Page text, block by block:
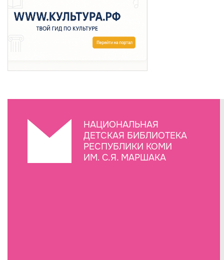
НАЦИОНАЛЬНАЯ
ДЕТСКАЯ БИБЛИОТЕКА
РЕСПУБЛИКИ КОМИ
ИМ. С.Я. МАРШАКА